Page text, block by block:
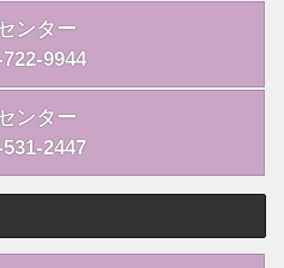
ンター
9944
ンター
2447